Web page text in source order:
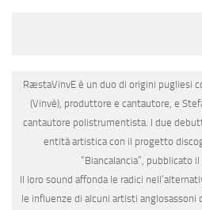
RæstaVinvE è un duo di origini pugliesi
(Vinvè), produttore e cantautore, e
cantautore polistrumentista. I due
entità artistica con il progetto
“Biancalancia”, pubblicato
Il loro sound affonda le radici
le influenze di alcuni artisti anglosassoni